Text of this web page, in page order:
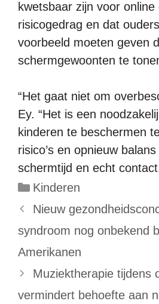
kwetsbaar zijn voor online
risicogedrag en dat
voorbeeld moeten geven
schermgewoonten te
“Het gaat niet om
Ey. “Het is een
kinderen te beschermen
risico’s en opnieuw
schermtijd en echt
Categorieën
Kinderen
Nieuw
syndroom nog onbekend
Amerikanen
Muziektherapie tijdens
vermindert behoefte aan